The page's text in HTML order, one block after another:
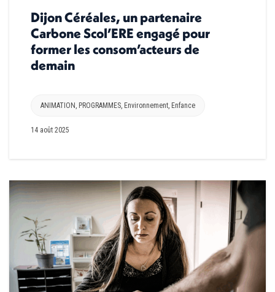
Dijon Céréales, un partenaire
Carbone Scol’ERE engagé pour
former les consom’acteurs de
demain
ANIMATION , PROGRAMMES, Environnement, Enfance
14 août 2025